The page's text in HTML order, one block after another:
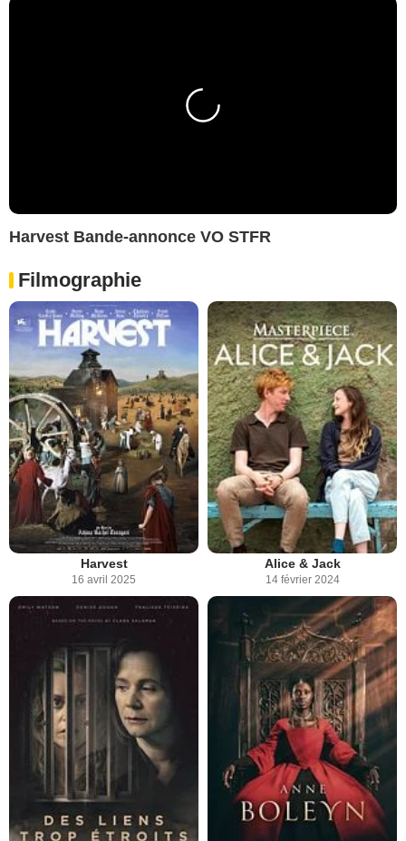
Harvest Bande-annonce VO STFR
Filmographie
Harvest
16 avril 2025
Alice & Jack
14 février 2024